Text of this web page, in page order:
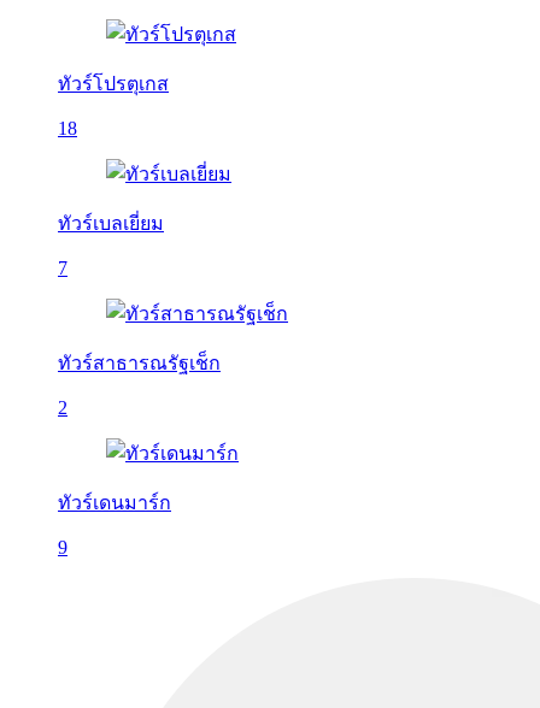
ทัวร์โปรตุเกส
18
ทัวร์เบลเยี่ยม
7
ทัวร์สาธารณรัฐเช็ก
2
ทัวร์เดนมาร์ก
9